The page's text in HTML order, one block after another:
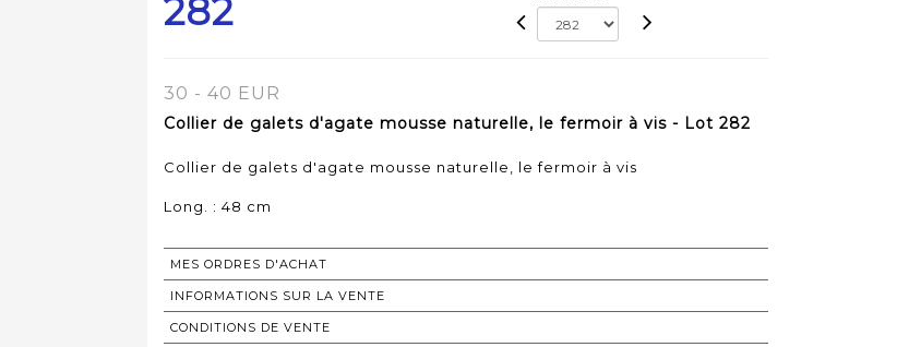
282
30 - 40 EUR
Collier de galets d'agate mousse naturelle, le fermoir à vis - Lot 282
Collier de galets d'agate mousse naturelle, le fermoir à vis
Long. : 48 cm
MES ORDRES D'ACHAT
INFORMATIONS SUR LA VENTE
CONDITIONS DE VENTE